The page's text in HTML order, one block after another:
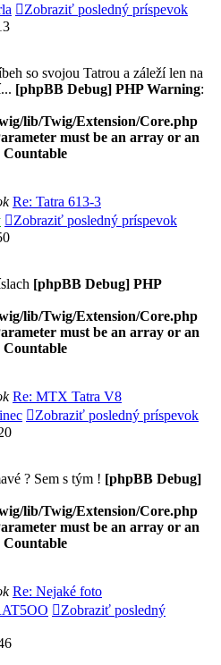
Zobraziť posledný príspevok
so svojou Tatrou a záleží len na
[phpBB Debug] PHP Warning:
lib/Twig/Extension/Core.php
must be an array or an
Countable
Re: Tatra 613-3
Zobraziť posledný príspevok
[phpBB Debug] PHP
lib/Twig/Extension/Core.php
must be an array or an
Countable
Re: MTX Tatra V8
Zobraziť posledný príspevok
? Sem s tým ! [phpBB Debug]
lib/Twig/Extension/Core.php
must be an array or an
Countable
Re: Nejaké foto
Zobraziť posledný